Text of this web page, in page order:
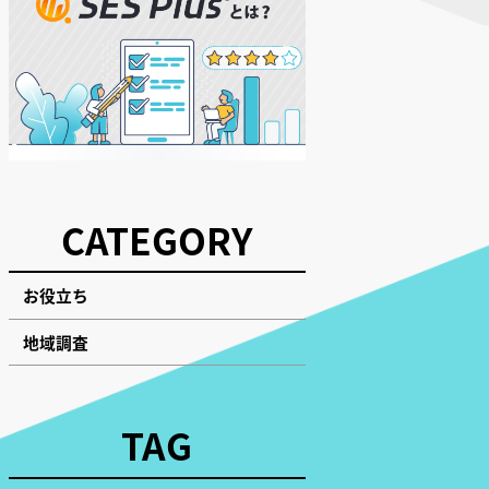
CATEGORY
お役立ち
地域調査
TAG